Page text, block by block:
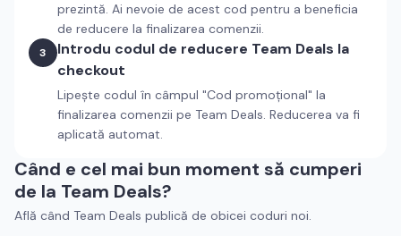
prezintă. Ai nevoie de acest cod pentru a beneficia
de reducere la finalizarea comenzii.
3 Introdu codul de reducere Team Deals la
checkout
Lipește codul în câmpul "Cod promoțional" la
finalizarea comenzii pe Team Deals. Reducerea va fi
aplicată automat.
Când e cel mai bun moment să cumperi
de la Team Deals?
Află când Team Deals publică de obicei coduri noi.